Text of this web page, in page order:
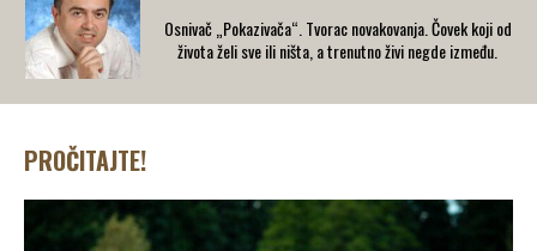
Osnivač „Pokazivača“. Tvorac novakovanja. Čovek koji od
života želi sve ili ništa, a trenutno živi negde između.
PROČITAJTE!